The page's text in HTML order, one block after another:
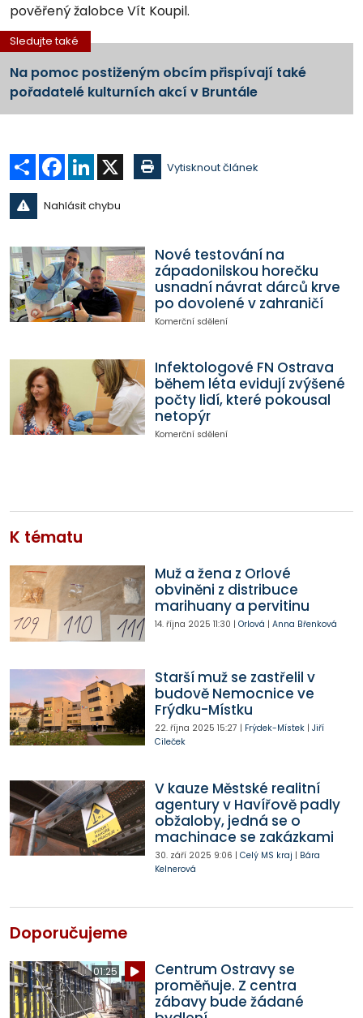
pověřený žalobce Vít Koupil.
Sledujte také
Na pomoc postiženým obcím přispívají také
pořadatelé kulturních akcí v Bruntále
Sdílet Facebook
LinkedIn Vytisknout článek
Nahlásit chybu
Nové testování na
západonilskou horečku
usnadní návrat dárců krve
po dovolené v zahraničí
Komerční sdělení
Infektologové FN Ostrava
během léta evidují zvýšené
počty lidí, které pokousal
netopýr
Komerční sdělení
K tématu
Muž a žena z Orlové
obviněni z distribuce
marihuany a pervitinu
14. října 2025 11:30 | Orlová | Anna Břenková
Starší muž se zastřelil v
budově Nemocnice ve
Frýdku-Místku
22. října 2025 15:27 | Frýdek-Místek| Jiří
Cileček
V kauze Městské realitní
agentury v Havířově padly
obžaloby, jedná se o
machinace se zakázkami
30. září 2025 9:06 | Celý MS kraj | Bára
Kelnerová
Doporučujeme
01:25
Centrum Ostravy se
proměňuje. Z centra
zábavy bude žádané